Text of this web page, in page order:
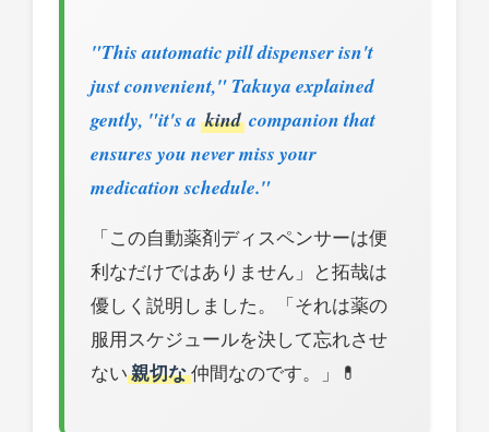
"This automatic pill dispenser isn't
just convenient," Takuya explained
gently, "it's a kind companion that
ensures you never miss your
medication schedule."
「この自動薬剤ディスペンサーは便
利なだけではありません」と拓哉は
優しく説明しました。「それは薬の
服用スケジュールを決して忘れさせ
ない 親切な仲間なのです。」💊